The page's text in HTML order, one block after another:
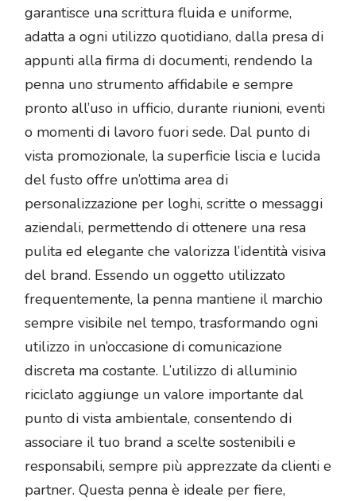
garantisce una scrittura fluida e uniforme,
adatta a ogni utilizzo quotidiano, dalla presa di
appunti alla firma di documenti, rendendo la
penna uno strumento affidabile e sempre
pronto all’uso in ufficio, durante riunioni, eventi
o momenti di lavoro fuori sede. Dal punto di
vista promozionale, la superficie liscia e lucida
del fusto offre un’ottima area di
personalizzazione per loghi, scritte o messaggi
aziendali, permettendo di ottenere una resa
pulita ed elegante che valorizza l’identità visiva
del brand. Essendo un oggetto utilizzato
frequentemente, la penna mantiene il marchio
sempre visibile nel tempo, trasformando ogni
utilizzo in un’occasione di comunicazione
discreta ma costante. L’utilizzo di alluminio
riciclato aggiunge un valore importante dal
punto di vista ambientale, consentendo di
associare il tuo brand a scelte sostenibili e
responsabili, sempre più apprezzate da clienti e
partner. Questa penna è ideale per fiere,